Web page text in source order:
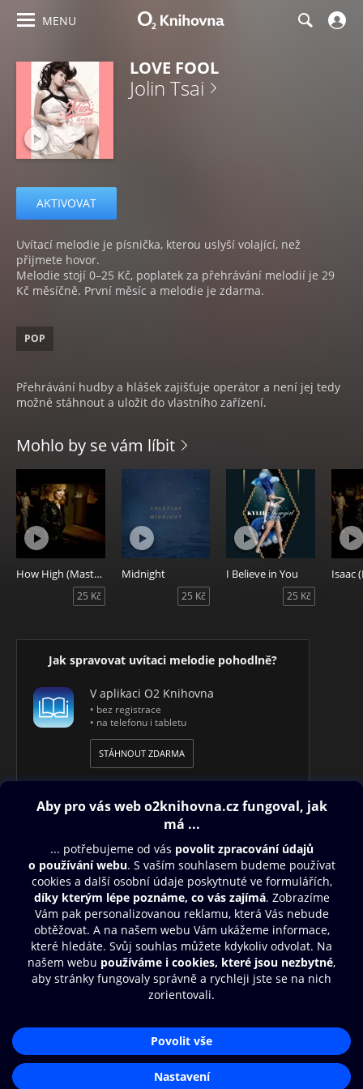
MENU
LOVE FOOL
Jolin Tsai
AKTIVOVAT
Uvítací melodie je písnička, kterou uslyší volající, než
přijmete hovor.
Melodie stojí 0–25 Kč, poplatek za přehrávání melodií je 29
Kč měsíčně. První měsíc a melodie je zdarma.
POP
Přehrávání hudby a hlášek zajišťuje operátor a není jej tedy
možné stáhnout a uložit do vlastního zařízení.
Mohlo by se vám líbit
How High (Master Ringback)
25 Kč
Midnight
25 Kč
I Believe in You
25 Kč
Jak spravovat uvítaci melodie pohodlně?
V aplikaci O2 Knihovna
• bez registrace
• na telefonu i tabletu
STÁHNOUT ZDARMA
Obsah ke stažení
Moje O2 Knihovna
Další zábava
© O2 Czech Republic a.s.
Zásady zpracování osobních údajůAplikace O2 Knihovna
Čti a poslouchej své e-knihy a